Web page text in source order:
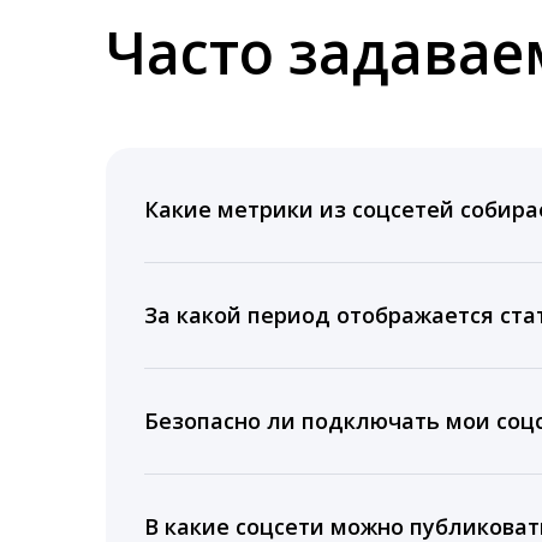
Часто
Какие метрики из соцсетей
время для публикации, показываем
За какой период отображается
подключении тарифа Блогер. При
5 лет.
Безопасно ли подключать мои
информацию третьим лицам.
В какие соцсети можно